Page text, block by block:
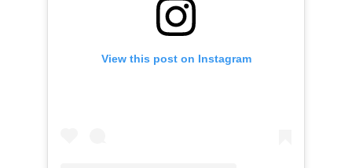
View this post on Instagram